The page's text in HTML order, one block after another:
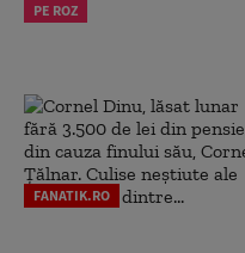
PE ROZ
FANATIK.RO